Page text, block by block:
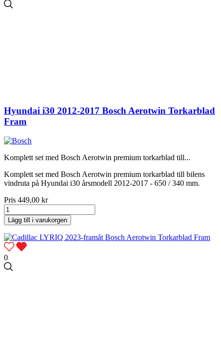
Hyundai i30 2012-2017 Bosch Aerotwin Torkarblad
Fram
Komplett set med Bosch Aerotwin premium torkarblad till...
Komplett set med Bosch Aerotwin premium torkarblad till bilens
vindruta på Hyundai i30 årsmodell 2012-2017 - 650 / 340 mm.
Pris 449,00 kr
Lägg till i varukorgen
0